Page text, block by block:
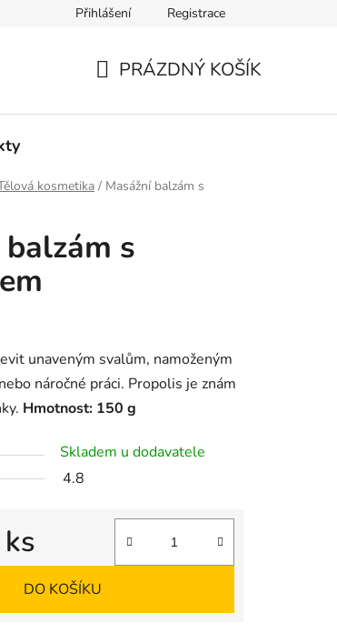
Přihlášení Registrace
PRÁZDNÝ KOŠÍK
kosmetika / Masážní balzám s
s
unaveným svalům, namoženým
náročné práci. Propolis je znám
Hmotnost: 150 g
Skladem u dodavatele
4.8
DO KOŠÍKU